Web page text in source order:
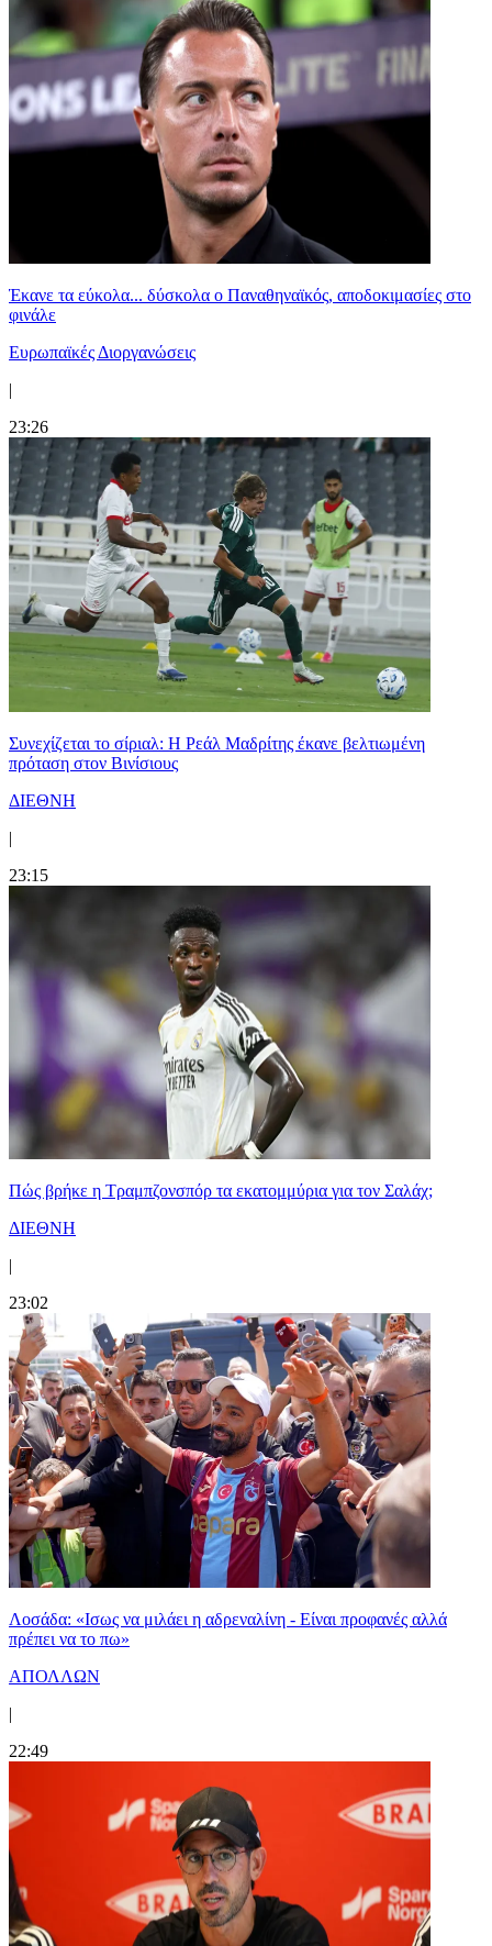
Έκανε τα εύκολα... δύσκολα ο Παναθηναϊκός, αποδοκιμασίες στο
φινάλε
Ευρωπαϊκές Διοργανώσεις
|
23:26
Συνεχίζεται το σίριαλ: Η Ρεάλ Μαδρίτης έκανε βελτιωμένη
πρόταση στον Βινίσιους
ΔΙΕΘΝΗ
|
23:15
Πώς βρήκε η Τραμπζονσπόρ τα εκατομμύρια για τον Σαλάχ;
ΔΙΕΘΝΗ
|
23:02
Λοσάδα: «Ισως να μιλάει η αδρεναλίνη - Είναι προφανές αλλά
πρέπει να το πω»
ΑΠΟΛΛΩΝ
|
22:49